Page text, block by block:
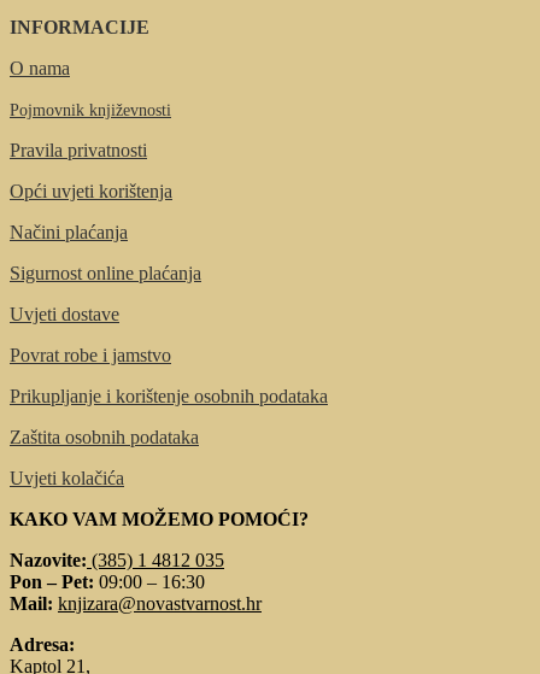
INFORMACIJE
O nama
Pojmovnik književnosti
Pravila privatnosti
Opći uvjeti korištenja
Načini plaćanja
Sigurnost online plaćanja
Uvjeti dostave
Povrat robe i jamstvo
Prikupljanje i korištenje osobnih podataka
Zaštita osobnih podataka
Uvjeti kolačića
KAKO VAM MOŽEMO POMOĆI?
Nazovite: (385) 1 4812 035
Pon – Pet: 09:00 – 16:30
Mail: knjizara@novastvarnost.hr
Adresa:
Kaptol 21,